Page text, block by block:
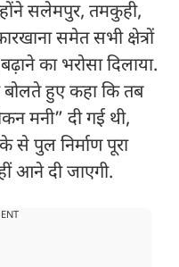
सलेमपुर, तमकुही,
समेत सभी क्षेत्रों
का भरोसा दिलाया.
बोलते हुए कहा कि तब
मनी” दी गई थी,
पुल निर्माण पूरा
आने दी जाएगी.